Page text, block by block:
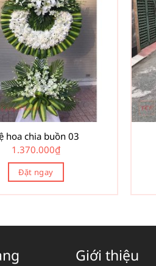
hoa chia buồn 03
1.370.000₫
Đặt ngay
Giới thiệu